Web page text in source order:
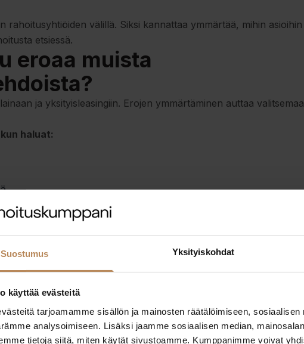
Suostumus Yksityiskohdat
käyttää evästeitä
tarjoamamme sisällön ja mainosten räätälöimiseen,
analysoimiseen. Lisäksi jaamme sosiaalisen median,
tietoja siitä, miten käytät sivustoamme. Kumppanimme voivat
rahoitusyhtiöiden välillä. Siksi kannattaa ymmärtää, mihin
etsiessä.
eroaa muista
ja yksityisleasingiin. Erojen ymmärtäminen auttaa
haluat:
vakuuksilla
ratkaisun
omistamista